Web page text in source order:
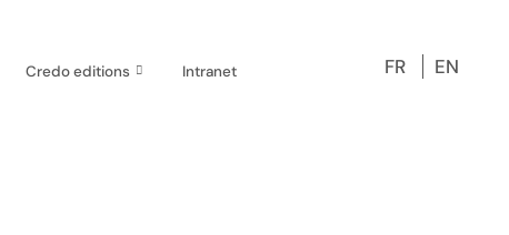
Credo editions Intranet FR EN